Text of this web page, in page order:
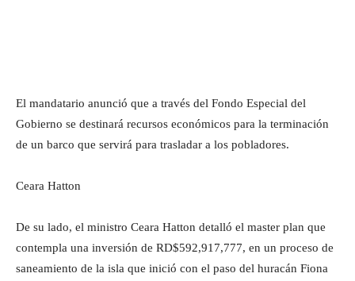
El mandatario anunció que a través del Fondo Especial del
Gobierno se destinará recursos económicos para la terminación
de un barco que servirá para trasladar a los pobladores.
Ceara Hatton
De su lado, el ministro Ceara Hatton detalló el master plan que
contempla una inversión de RD$592,917,777, en un proceso de
saneamiento de la isla que inició con el paso del huracán Fiona